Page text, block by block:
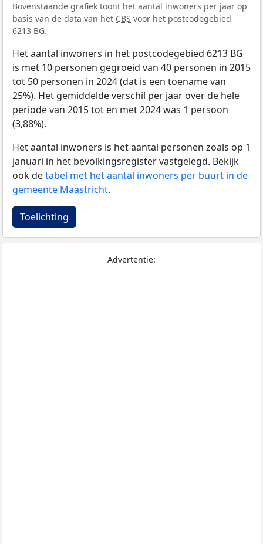
Bovenstaande grafiek toont het aantal inwoners per jaar op
basis van de data van het CBS voor het postcodegebied
6213 BG.
Het aantal inwoners in het postcodegebied 6213 BG
is met 10 personen gegroeid van 40 personen in 2015
tot 50 personen in 2024 (dat is een toename van
25%). Het gemiddelde verschil per jaar over de hele
periode van 2015 tot en met 2024 was 1 persoon
(3,88%).
Het aantal inwoners is het aantal personen zoals op 1
januari in het bevolkingsregister vastgelegd. Bekijk
ook detabel met het aantal inwoners per buurt in de
gemeente Maastricht.
Toelichting
Advertentie: